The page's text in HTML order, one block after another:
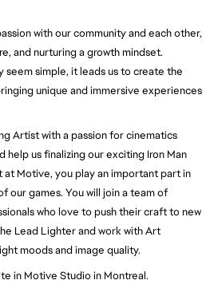
with our community and each other,
and nurturing a growth mindset.
seem simple, it leads us to create the
unique and immersive experiences
Artist with a passion for cinematics
help us finalizing our exciting Iron Man
Motive, you play an important part in
our games. You will join a team of
who love to push their craft to new
Lead Lighter and work with Art
moods and image quality.
in Motive Studio in Montreal.